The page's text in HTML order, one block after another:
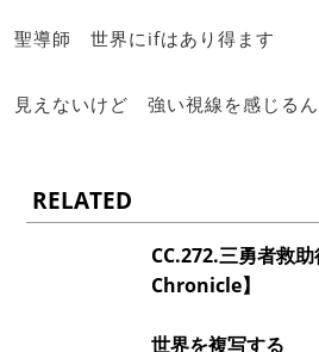
聖導師 世界にifはあり得ます
見えないけど 強い視線を感じるん
RELATED
CC.272.三勇者救
Chronicle】
世界を複写する